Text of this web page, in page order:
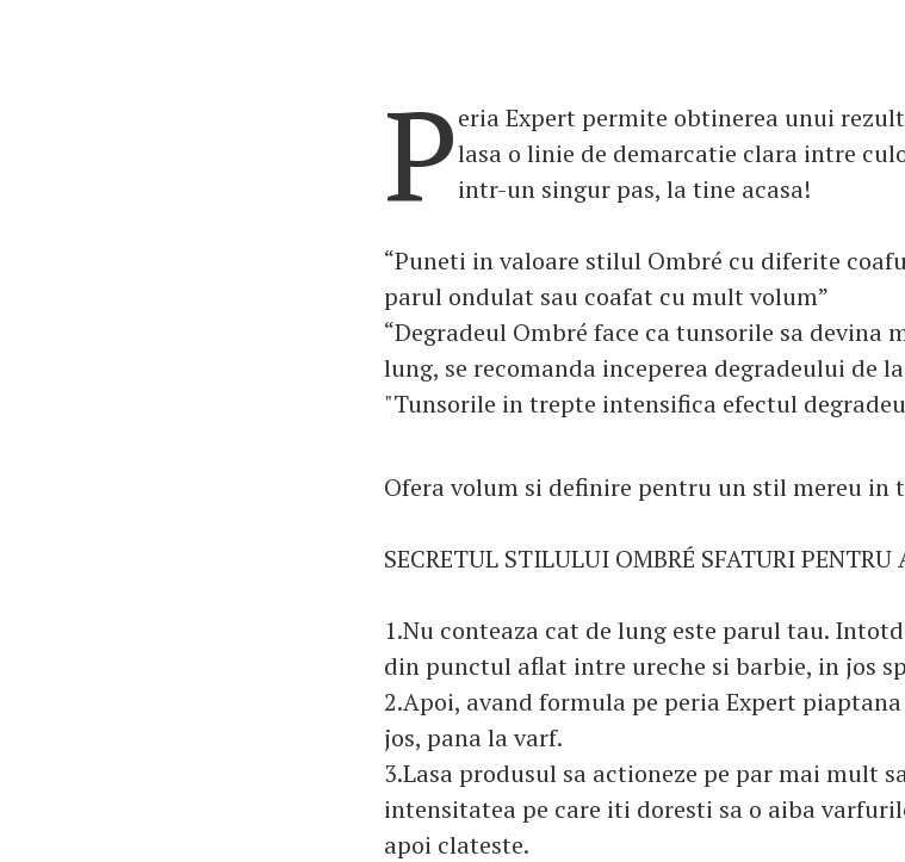
Peria Expert permite obtinerea unui
lasa o linie de demarcatie clara intre
intr-un singur pas, la tine acasa!
“Puneti in valoare stilul Ombré cu diferite
parul ondulat sau coafat cu mult volum”
“Degradeul Ombré face ca tunsorile sa devina
lung, se recomanda inceperea degradeului de
"Tunsorile in trepte intensifica efectul
Ofera volum si definire pentru un stil mereu in
SECRETUL STILULUI OMBRÉ SFATURI PENTRU
1.Nu conteaza cat de lung este parul tau.
din punctul aflat intre ureche si barbie, in jos
2.Apoi, avand formula pe peria Expert
jos, pana la varf.
3.Lasa produsul sa actioneze pe par mai mult
intensitatea pe care iti doresti sa o aiba
apoi clateste.